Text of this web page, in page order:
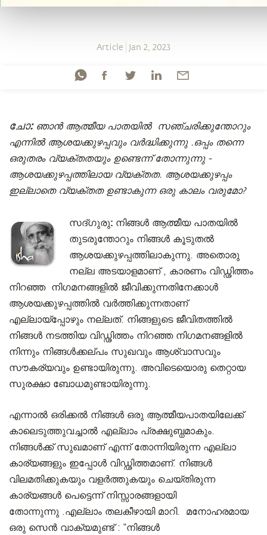
Article Jan 2, 2023
ചോ: ഞാൻ ആത്മീയ പാതയിൽ സഞ്ചരിക്കുന്തോറും
എന്നിൽ ആശയക്കുഴപ്പവും വർദ്ധിക്കുന്നു .ഒപ്പം തന്നെ
ഒരുതരം വ്യക്തതയും ഉണ്ടെന്ന് തോന്നുന്നു -
ആശയക്കുഴപ്പത്തിലായ വ്യക്തത. ആശയക്കുഴപ്പം
ഇല്ലാതെ വ്യക്തത ഉണ്ടാകുന്ന ഒരു കാലം വരുമോ?
സദ്‌ഗുരു: നിങ്ങൾ‌ ആത്മീയ പാതയിൽ
തുടരുന്തോറും നിങ്ങൾ‌ കൂടുതൽ‌
ആശയക്കുഴപ്പത്തിലാകുന്നു. അതൊരു
നല്ല അടയാളമാണ് , കാരണം വിഡ്ഢിത്തം
നിറഞ്ഞ നിഗമനങ്ങളിൽ ജീവിക്കുന്നതിനേക്കാൾ
ആശയക്കുഴപ്പത്തിൽ വർത്തിക്കുന്നതാണ്
എല്ലായ്പ്പോഴും നല്ലത്. നിങ്ങളുടെ ജീവിതത്തിൽ
നിങ്ങൾ നടത്തിയ വിഡ്ഢിത്തം നിറഞ്ഞ നിഗമനങ്ങളിൽ
നിന്നും നിങ്ങൾക്കല്പം സുഖവും ആശ്വാസവും
സൗകര്യവും ഉണ്ടായിരുന്നു. അവിടെയൊരു തെറ്റായ
സുരക്ഷാ ബോധമുണ്ടായിരുന്നു.
എന്നാൽ ഒരിക്കൽ നിങ്ങൾ ഒരു ആത്മീയപാതയിലേക്ക്
കാലെടുത്തുവച്ചാൽ എല്ലാം പ്രക്ഷുബ്ധമാകും.
നിങ്ങൾക്ക് സുഖമാണ്‌ എന്ന് തോന്നിയിരുന്ന എല്ലാ
കാര്യങ്ങളും ഇപ്പോൾ വിഡ്ഢിത്തമാണ്. നിങ്ങൾ
വിലമതിക്കുകയും വളർത്തുകയും ചെയ്തിരുന്ന
കാര്യങ്ങൾ പെട്ടെന്ന് നിസ്സാരങ്ങളായി
തോന്നുന്നു .എല്ലാം തലകീഴായി മാറി. മനോഹരമായ
ഒരു സെൻ വാക്യമുണ്ട് : “നിങ്ങൾ